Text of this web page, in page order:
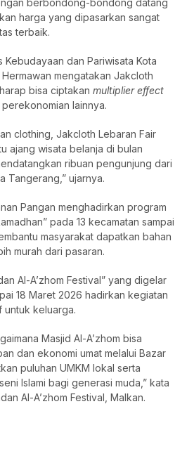
berbondong-bondong datang
harga yang dipasarkan sangat
terbaik.
Kebudayaan dan Pariwisata Kota
mengatakan Jakcloth
bisa ciptakan multiplier effect
lainnya.
clothing, Jakcloth Lebaran Fair
ajang wisata belanja di bulan
ribuan pengunjung dari
Tangerang,” ujarnya.
Pangan menghadirkan program
pada 13 kecamatan sampai
masyarakat dapatkan bahan
murah dari pasaran.
Al-A’zhom Festival” yang digelar
18 Maret 2026 hadirkan kegiatan
keluarga.
Masjid Al-A’zhom bisa
dan ekonomi umat melalui Bazar
puluhan UMKM lokal serta
Islami bagi generasi muda,” kata
Al-A’zhom Festival, Malkan.